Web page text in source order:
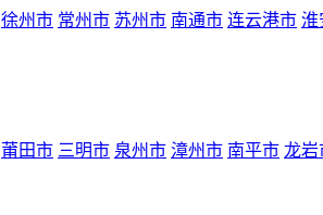
徐州市 常州市 苏州市 南通市 连云港市 淮
莆田市 三明市 泉州市 漳州市 南平市 龙岩